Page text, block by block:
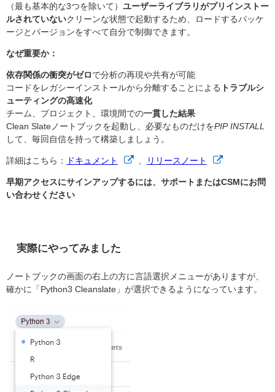
（最も基本的な3つを除いて） ユーザーライブラリがプリインストー
ルされていないクリーンな状態で起動するため、ロードするパッケ
ージとバージョンをすべて自分で制御できます。
なぜ重要か：
依存関係の衝突がゼロ で分析の再現や共有が可能
コードをレガシーインストールから分離することによる トラブルシ
ューティングの高速化
チーム、プロジェクト、環境間での一貫した結果
Clean Slateノートブックを起動し、必要なものだけをPIP INSTALL
して、毎回自信を持って構築しましょう。
詳細はこちら： ドキュメント リリースノート
早期アクセスにサインアップするには、サポートまたはCSMにお問
い合わせください
実際にやってみました
ノートブックの画面の右上の方に言語選択メニューがありますが、
確かに「Python3 Cleanslate」が選択できるようになっています。